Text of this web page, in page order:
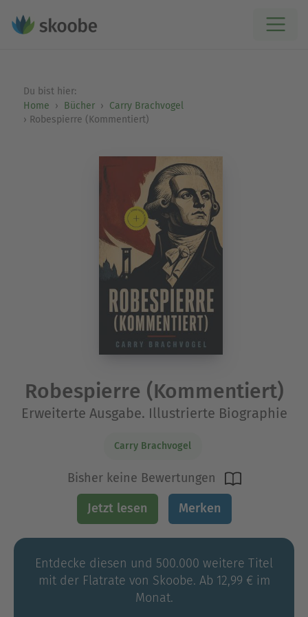
Du bist hier:
Home
Bücher
Carry Brachvogel
Robespierre (Kommentiert)
Robespierre (Kommentiert)
Erweiterte Ausgabe. Illustrierte Biographie
Carry Brachvogel
Bisher keine Bewertungen
Jetzt lesen Merken
Entdecke diesen und 500.000 weitere Titel
mit der Flatrate von Skoobe. Ab 12,99 € im
Monat.